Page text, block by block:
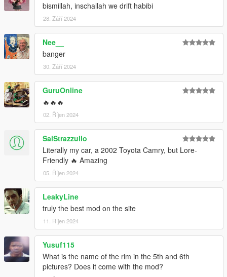
bismillah, inschallah we drift habibi
28. Září 2024
Nee__
banger
30. Září 2024
GuruOnline
🔥🔥🔥
02. Říjen 2024
SalStrazzullo
Literally my car, a 2002 Toyota Camry, but Lore-
Friendly 🔥 Amazing
05. Říjen 2024
LeakyLine
truly the best mod on the site
11. Říjen 2024
Yusuf115
What is the name of the rim in the 5th and 6th
pictures? Does it come with the mod?